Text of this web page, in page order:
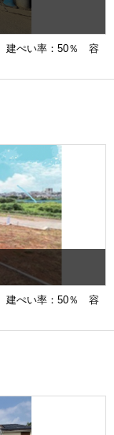
建ぺい率：50％ 容
建ぺい率：50％ 容